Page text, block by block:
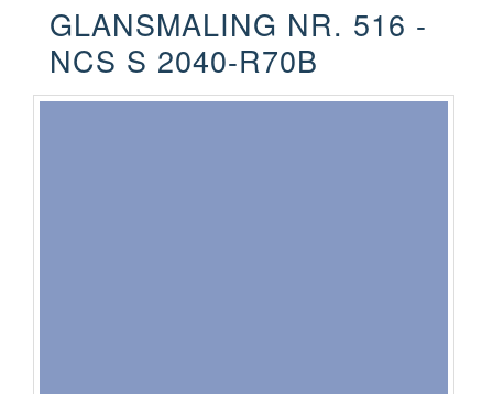
GLANSMALING NR. 516 -
NCS S 2040-R70B